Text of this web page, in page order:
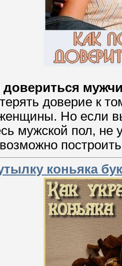
доверие к
Но если
мужской пол,
коньяка